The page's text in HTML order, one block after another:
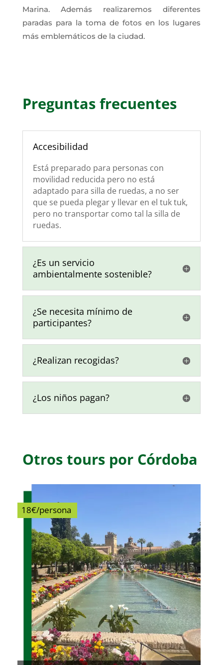
Marina. Además realizaremos diferentes
paradas para la toma de fotos en los lugares
más emblemáticos de la ciudad.
Preguntas frecuentes
Accesibilidad
Está preparado para personas con
movilidad reducida pero no está
adaptado para silla de ruedas, a no ser
que se pueda plegar y llevar en el tuk tuk,
pero no transportar como tal la silla de
ruedas.
¿Es un servicio
ambientalmente sostenible?
¿Se necesita mínimo de
participantes?
¿Realizan recogidas?
¿Los niños pagan?
Otros tours por Córdoba
18€/persona